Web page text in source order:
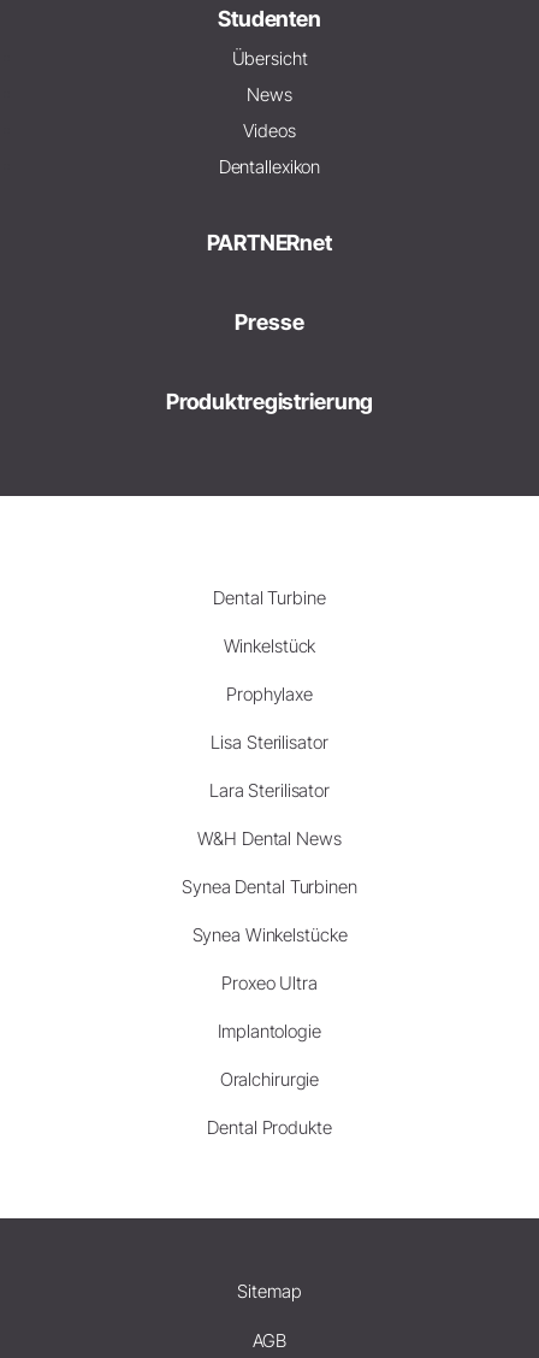
Studenten
Übersicht
News
Videos
Dentallexikon
PARTNERnet
Presse
Produktregistrierung
Dental Turbine
Winkelstück
Prophylaxe
Lisa Sterilisator
Lara Sterilisator
W&H Dental News
Synea Dental Turbinen
Synea Winkelstücke
Proxeo Ultra
Implantologie
Oralchirurgie
Dental Produkte
Sitemap
AGB